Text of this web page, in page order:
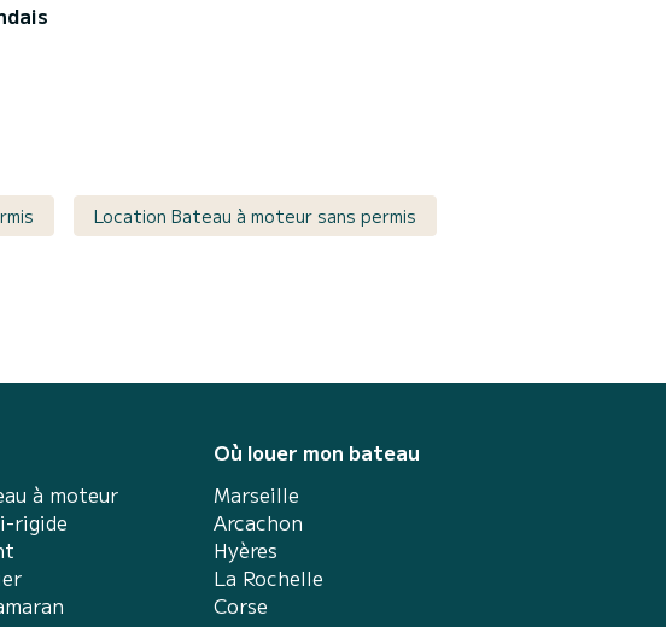
Location Bateau à moteur sans permis
à moteur
rigide
Où louer mon bateau
Marseille
Arcachon
Hyères
La Rochelle
Corse